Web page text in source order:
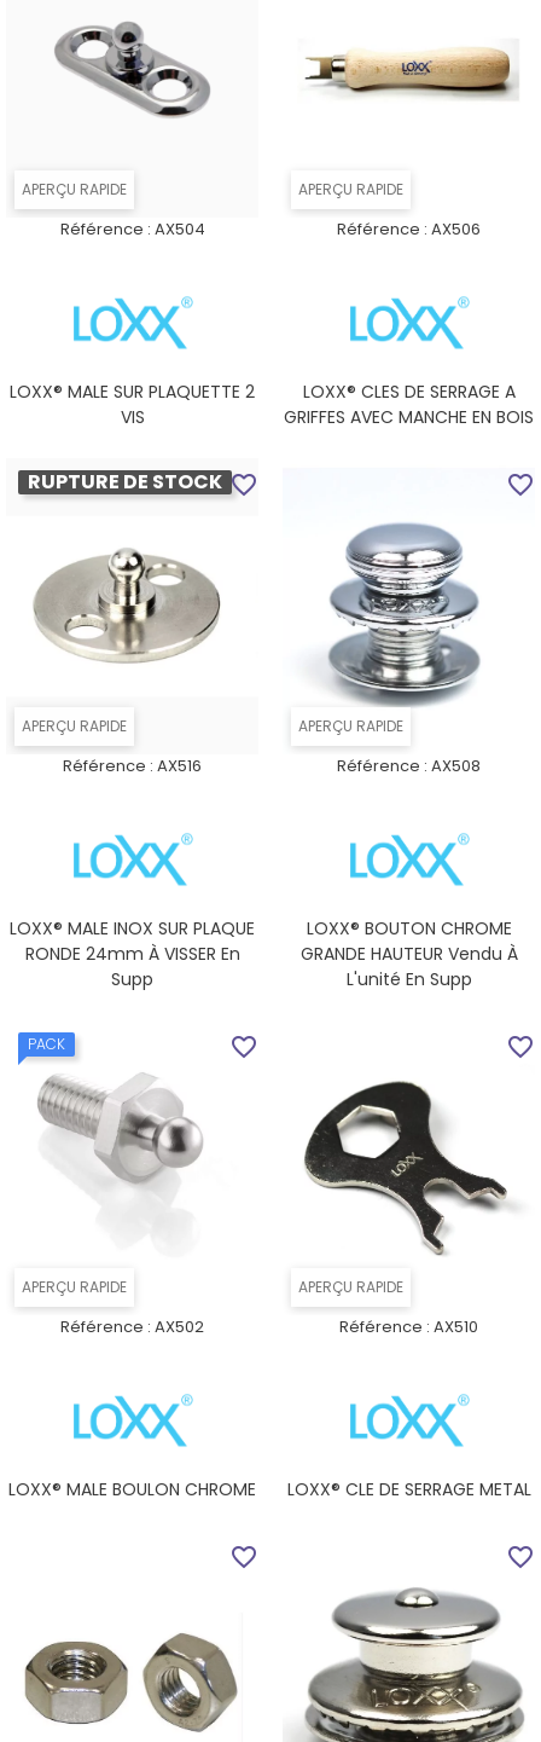
APERÇU RAPIDE
Référence : AX504
LOXX® MALE SUR PLAQUETTE 2
VIS
APERÇU RAPIDE
Référence : AX506
LOXX® CLES DE SERRAGE A
GRIFFES AVEC MANCHE EN BOIS
APERÇU RAPIDE
RUPTURE DE STOCK
Référence : AX516
LOXX® MALE INOX SUR PLAQUE
RONDE 24mm À VISSER En
Supp
favorite_border
APERÇU RAPIDE
Référence : AX508
LOXX® BOUTON CHROME
GRANDE HAUTEUR Vendu À
L'unité En Supp
favorite_border
APERÇU RAPIDE
PACK
Référence : AX502
LOXX® MALE BOULON CHROME
favorite_border
APERÇU RAPIDE
Référence : AX510
LOXX® CLE DE SERRAGE METAL
favorite_border
favorite_border favorite_border